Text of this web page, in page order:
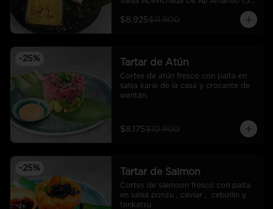
$8.925$11.900
-25% Tartar de Atún
Cortes de atún fresco con palta en
salsa karai de la casa y crocante de
wantán.
$8.175$10.900
-25% Tartar de Salmon
Cortes de salmoon fresco con palta
en salsa ponzu , caviar ,  cebollin y
tenkatsu .